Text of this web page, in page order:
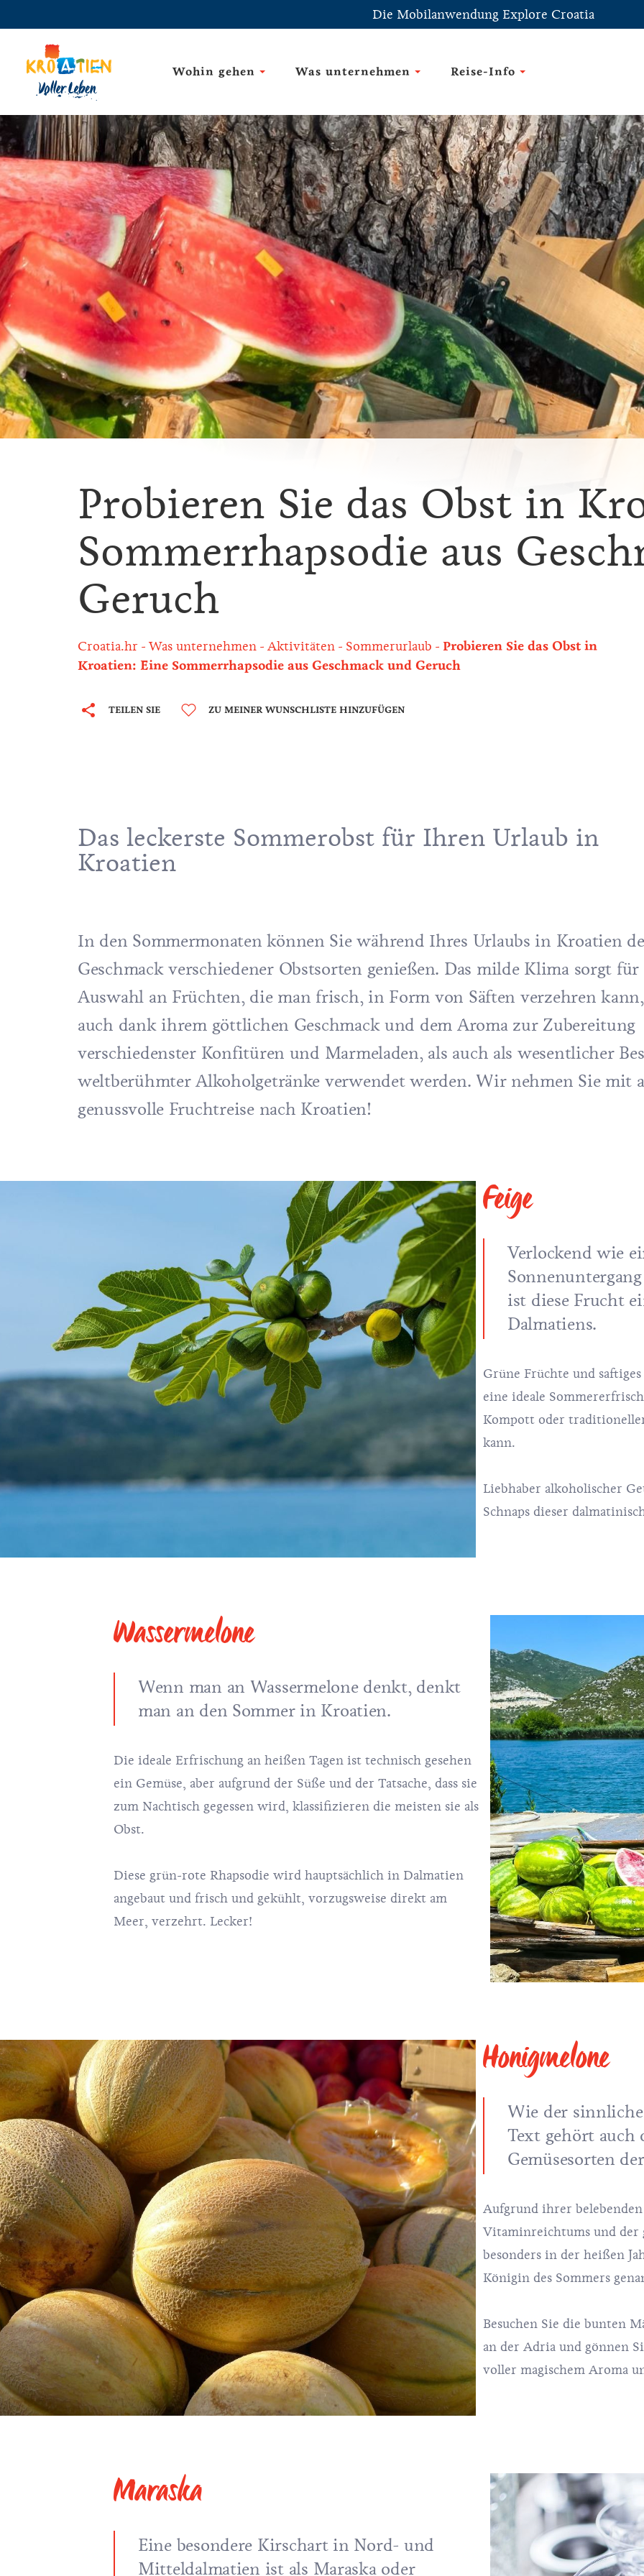
Die Mobilanwendung Explore Croatia
Wohin gehen Was unternehmen Reise-Info
Probieren Sie das Obst in
Sommerrhapsodie aus
Geruch
Croatia.hr Was unternehmen Aktivitäten Sommerurlaub
Probieren Sie das Obst in
Kroatien: Eine Sommerrhapsodie aus Geschmack und Geruch
TEILEN SIE ZU MEINER WUNSCHLISTE HINZUFÜGEN
Das leckerste Sommerobst für Ihren Urlaub in
Kroatien
In den Sommermonaten können Sie während Ihres Urlaubs in Kroatien
Geschmack verschiedener Obstsorten genießen. Das milde Klima sorgt für
Auswahl an Früchten, die man frisch, in Form von Säften verzehren
auch dank ihrem göttlichen Geschmack und dem Aroma zur Zubereitung
verschiedenster Konfitüren und Marmeladen, als auch als wesentlicher
weltberühmter Alkoholgetränke verwendet werden. Wir nehmen Sie mit
genussvolle Fruchtreise nach Kroatien!
Feige
Verlockend wie
ist diese Frucht
Dalmatiens.
Grüne Früchte und
eine ideale
Kompott oder
kann.
Liebhaber alkoholischer
Schnaps dieser
Wassermelone
Wenn man an Wassermelone denkt, denkt
man an den Sommer in Kroatien.
Die ideale Erfrischung an heißen Tagen ist technisch gesehen
ein Gemüse, aber aufgrund der Süße und der Tatsache, dass sie
zum Nachtisch gegessen wird, klassifizieren die meisten sie als
Obst.
Diese grün-rote Rhapsodie wird hauptsächlich in Dalmatien
angebaut und frisch und gekühlt, vorzugsweise direkt am
Meer, verzehrt. Lecker!
Honigmelone
Wie der
Text gehört auch
Gemüsesorten
Aufgrund ihrer
Vitaminreichtums und der
besonders in der heißen
Königin des Sommers
Besuchen Sie die bunten
an der Adria und gönnen
voller magischem Aroma
Maraska
Eine besondere Kirschart in Nord- und
Mitteldalmatien ist als Maraska oder